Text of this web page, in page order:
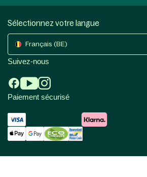
Sélectionnez votre langue
Français (BE)
Suivez-nous
Paiement sécurisé